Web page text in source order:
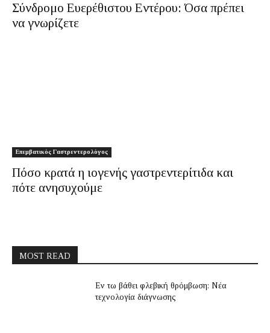
Σύνδρομο Ευερέθιστου Εντέρου: Όσα πρέπει
να γνωρίζετε
Επεμβατικός Γαστρεντερολόγος
Πόσο κρατά η ιογενής γαστρεντερίτιδα και
πότε ανησυχούμε
MOST READ
Εν τω βάθει φλεβική θρόμβωση: Νέα
τεχνολογία διάγνωσης